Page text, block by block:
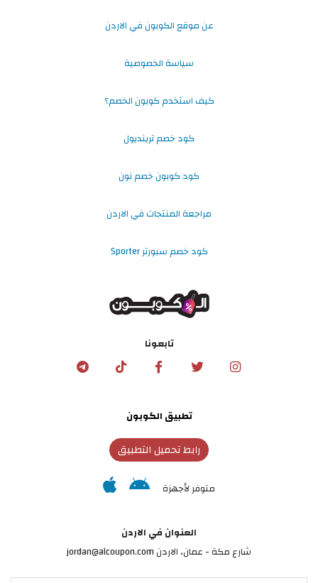
عن موقع الكوبون في الاردن
سياسة الخصوصية
كيف استخدم كوبون الخصم؟
كود خصم ترينديول
كود كوبون خصم نون
مراجعة المنتجات في الاردن
كود خصم سبورتر Sporter
تابعونا
تطبيق الكوبون
رابط تحميل التطبيق
متوفر لأجهزة
العنوان في الاردن
شارع مكة - عمان، الاردن jordan@alcoupon.com